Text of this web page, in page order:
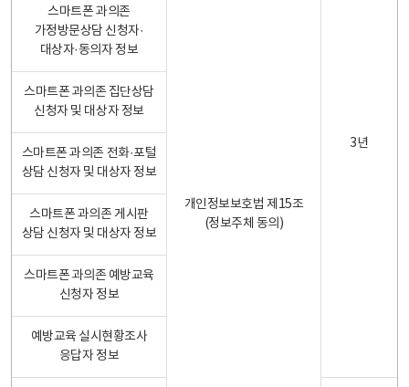
개인정보보호법 제15조
(정보주체 동의)
3년
스마트폰 과의존
가정방문상담 신청자·
대상자·동의자 정보
스마트폰 과의존 집단상담
신청자 및 대상자 정보
스마트폰 과의존 전화·포털
상담 신청자 및 대상자 정보
스마트폰 과의존 게시판
상담 신청자 및 대상자 정보
스마트폰 과의존 예방교육
신청자 정보
예방교육 실시현황조사
응답자 정보